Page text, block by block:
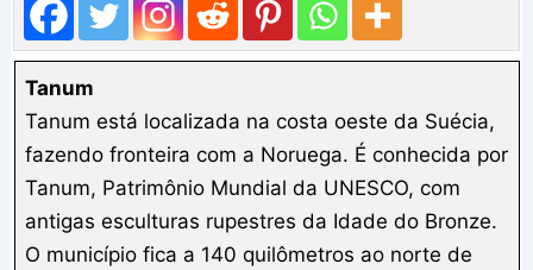
Tanum
Tanum está localizada na costa oeste da Suécia,
fazendo fronteira com a Noruega. É conhecida por
Tanum, Patrimônio Mundial da UNESCO, com
antigas esculturas rupestres da Idade do Bronze.
O município fica a 140 quilômetros ao norte de